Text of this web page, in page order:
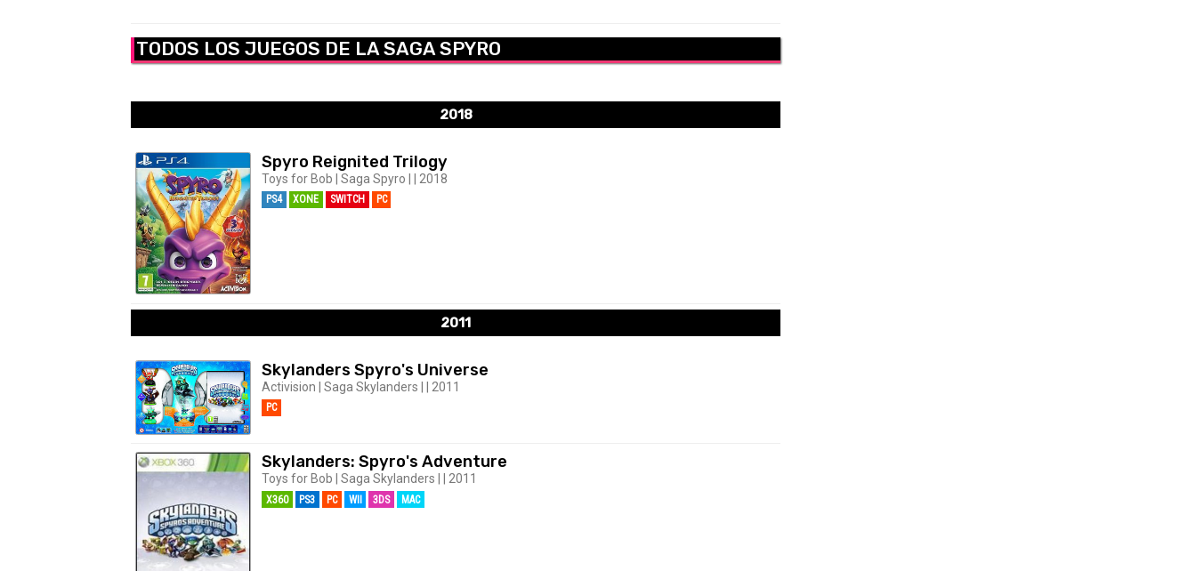
TODOS LOS JUEGOS DE LA SAGA SPYRO
2018
Spyro Reignited Trilogy
Toys for Bob | Saga Spyro | | 2018
PS4 XONE SWITCH PC
2011
Skylanders Spyro's Universe
Activision | Saga Skylanders | | 2011
PC
Skylanders: Spyro's Adventure
Toys for Bob | Saga Skylanders | | 2011
X360 PS3 PC WII 3DS MAC